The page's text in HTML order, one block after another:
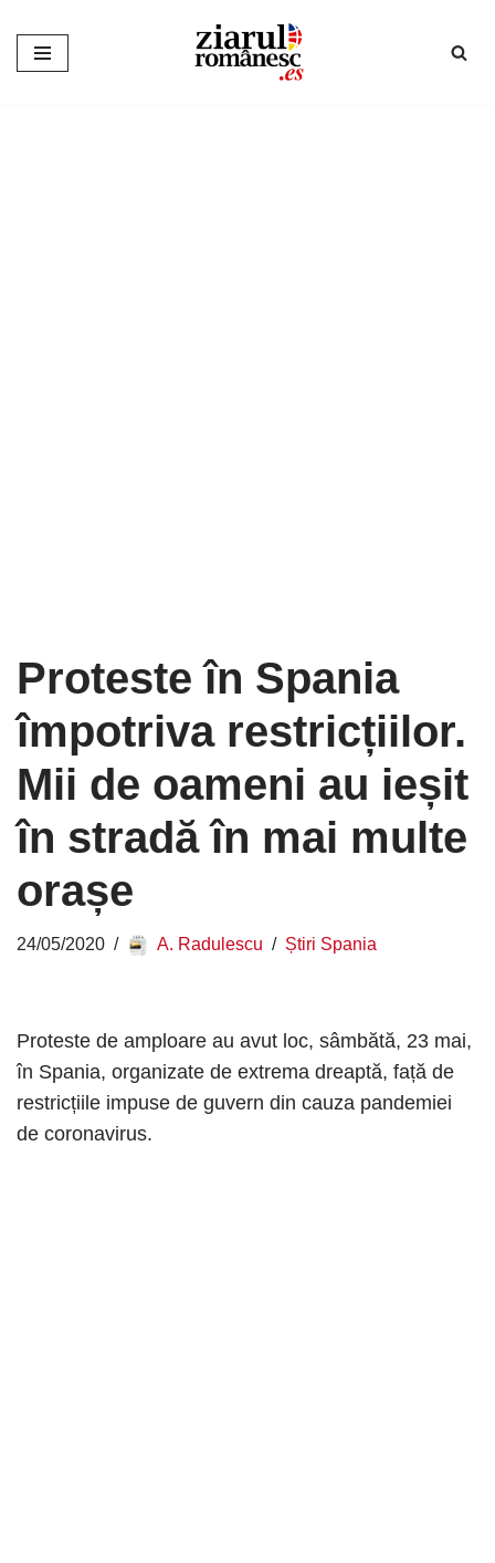
Sari
Proteste în Spania
împotriva restricțiilor.
Mii de oameni au ieșit
în stradă în mai multe
orașe
24/05/2020 A. Radulescu Știri Spania
Proteste de amploare au avut loc, sâmbătă, 23 mai,
în Spania, organizate de extrema dreaptă, față de
restricțiile impuse de guvern din cauza pandemiei
de coronavirus.